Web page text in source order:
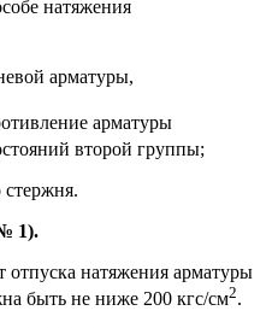
натяжения
арматуры,
арматуры
второй группы;
1).
отпуска натяжения арматуры
быть не ниже 200 кгс/см2.